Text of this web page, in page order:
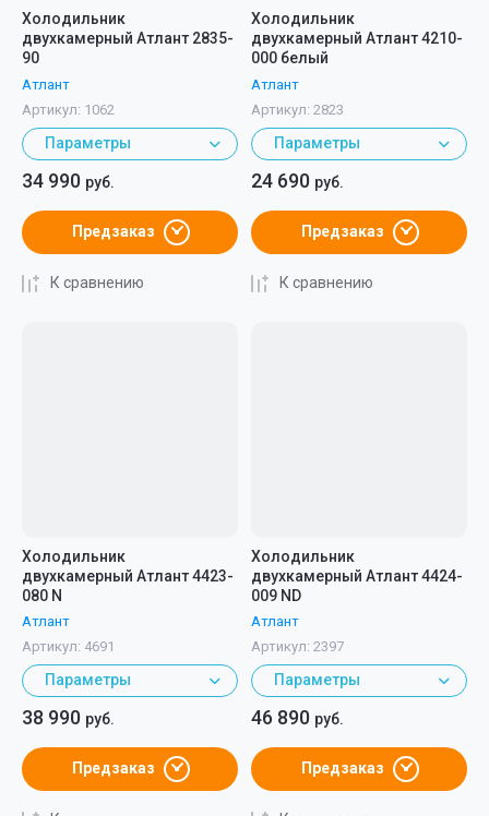
Холодильник
двухкамерный Атлант 2835-
90
Атлант
Артикул: 1062
Параметры
34 990 руб.
Предзаказ
К сравнению
Холодильник
двухкамерный Атлант 4210-
000 белый
Атлант
Артикул: 2823
Параметры
24 690 руб.
Предзаказ
К сравнению
Холодильник
двухкамерный Атлант 4423-
080 N
Атлант
Артикул: 4691
Параметры
38 990 руб.
Предзаказ
Холодильник
двухкамерный Атлант 4424-
009 ND
Атлант
Артикул: 2397
Параметры
46 890 руб.
Предзаказ